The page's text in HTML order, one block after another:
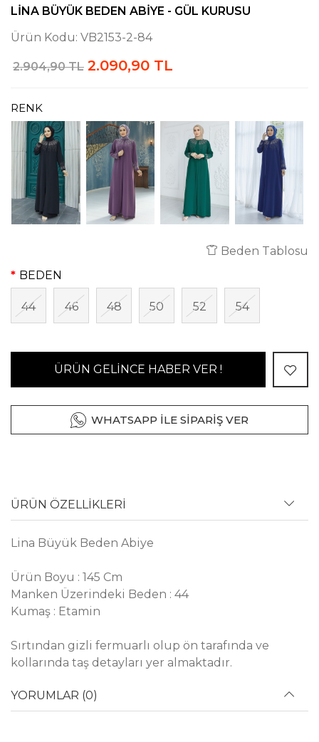
LINA BÜYÜK BEDEN ABIYE - GÜL KURUSU
Ürün Kodu: VB2153-2-84
2.904,90 TL 2.090,90 TL
RENK
Beden Tablosu
BEDEN
44 46 48 50 52 54
ÜRÜN GELİNCE HABER VER !
WHATSAPP İLE SİPARİŞ VER
ÜRÜN ÖZELLİKLERİ
Lina Büyük Beden Abiye
Ürün Boyu : 145 Cm
Manken Üzerindeki Beden : 44
Kumaş : Etamin
Sırtından gizli fermuarlı olup ön tarafında ve
kollarında taş detayları yer almaktadır.
YORUMLAR (0)